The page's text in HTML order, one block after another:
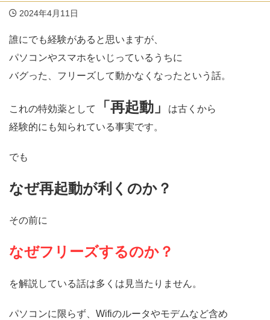
2024年4月11日
誰にでも経験があると思いますが、
パソコンやスマホをいじっているうちに
バグった、フリーズして動かなくなったという話。
これの特効薬として 「再起動」
は古くから
経験的にも知られている事実です。
でも
なぜ再起動が利くのか？
その前に
なぜフリーズするのか？
を解説している話は多くは見当たりません。
パソコンに限らず、Wifiのルータやモデムなど含め